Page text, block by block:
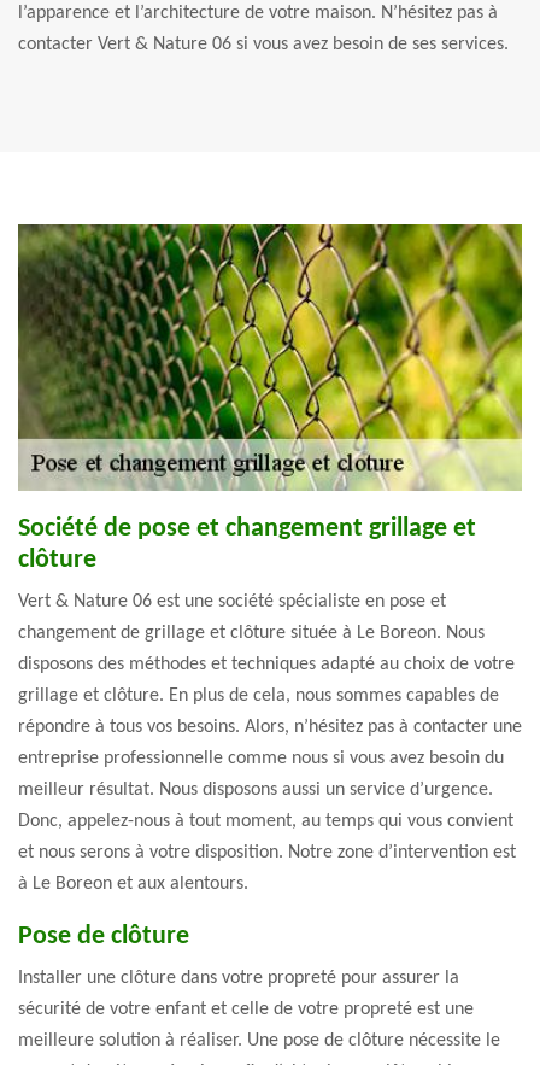
l’apparence et l’architecture de votre maison. N’hésitez pas à
contacter Vert & Nature 06 si vous avez besoin de ses services.
Société de pose et changement grillage et
clôture
Vert & Nature 06 est une société spécialiste en pose et
changement de grillage et clôture située à Le Boreon. Nous
disposons des méthodes et techniques adapté au choix de votre
grillage et clôture. En plus de cela, nous sommes capables de
répondre à tous vos besoins. Alors, n’hésitez pas à contacter une
entreprise professionnelle comme nous si vous avez besoin du
meilleur résultat. Nous disposons aussi un service d’urgence.
Donc, appelez-nous à tout moment, au temps qui vous convient
et nous serons à votre disposition. Notre zone d’intervention est
à Le Boreon et aux alentours.
Pose de clôture
Installer une clôture dans votre propreté pour assurer la
sécurité de votre enfant et celle de votre propreté est une
meilleure solution à réaliser. Une pose de clôture nécessite le